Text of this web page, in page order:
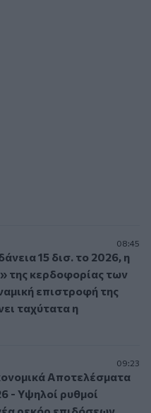
08:45
15 δισ. το 2026, η
της κερδοφορίας των
επιστροφή της
ταχύτατα η
09:23
Αποτελέσματα
- Υψηλοί ρυθμοί